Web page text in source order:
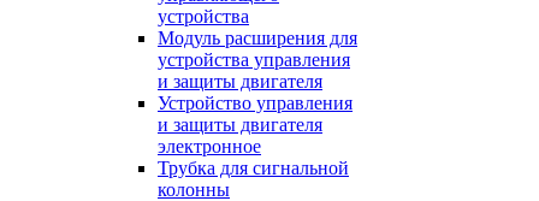
устройства
Модуль расширения для
устройства управления
и защиты двигателя
Устройство управления
и защиты двигателя
электронное
Трубка для сигнальной
колонны